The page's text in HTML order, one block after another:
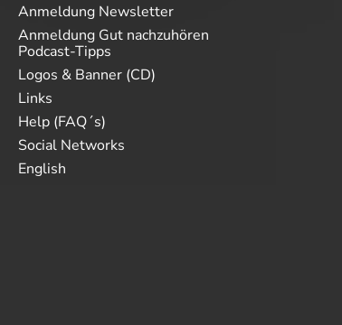
Anmeldung Newsletter
Anmeldung Gut nachzuhören
Podcast-Tipps
Logos & Banner (CD)
Links
Help (FAQ´s)
Social Networks
English